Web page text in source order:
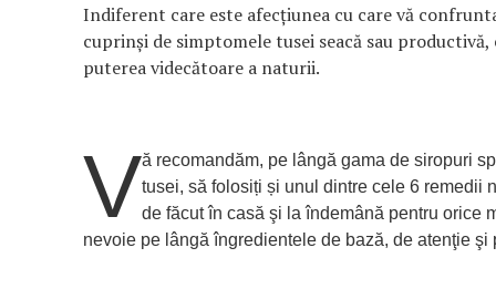
Indiferent care este afecțiunea cu care vă
cuprinși de simptomele tusei seacă sau
puterea videcătoare a naturii.
Vă recomandăm, pe lângă gama de siropuri
tusei, să folosiți și unul dintre cele 6 remedii
de făcut în casă şi la îndemână pentru orice
nevoie pe lângă îngredientele de bază, de atenţie